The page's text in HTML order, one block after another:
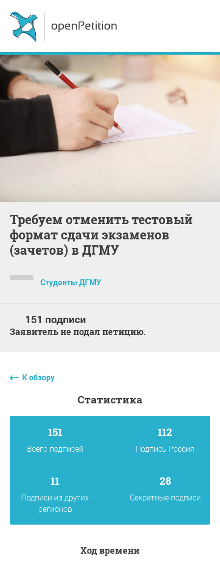
Требуем отменить тестовый
формат сдачи экзаменов
(зачетов) в ДГМУ
Студенты ДГМУ
151 подписи
Заявитель не подал петицию.
К обзору
статистика
151
Всего подписей
112
Подпись Россия
11
Подписи из других
регионов
28
Секретные подписи
Ход времени